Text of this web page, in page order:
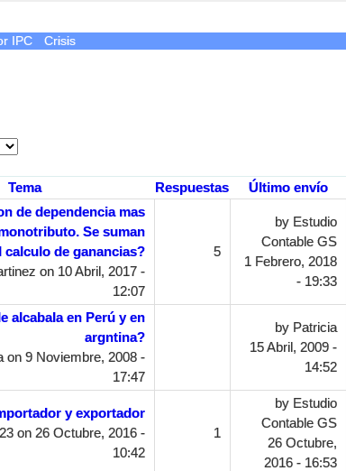
IPC Crisis
Tema Respuestas Último envío
de dependencia mas
Se suman
calculo de ganancias?
on 10 Abril, 2017 -
12:07
5
by Estudio
Contable GS
1 Febrero, 2018
- 19:33
alcabala en Perú y en
argntina?
on 9 Noviembre, 2008 -
17:47
by Patricia
15 Abril, 2009 -
14:52
y exportador
on 26 Octubre, 2016 -
10:42
1
by Estudio
Contable GS
26 Octubre,
2016 - 16:53